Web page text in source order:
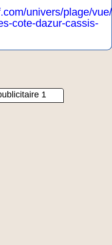
univers/plage/
cote-dazur-cassis-
1